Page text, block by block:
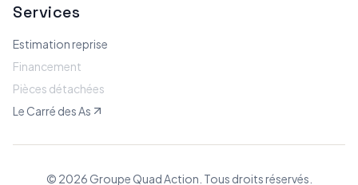
Services
Estimation reprise
Financement
Pièces détachées
Le Carré des As
© 2026 Groupe Quad Action. Tous droits réservés.